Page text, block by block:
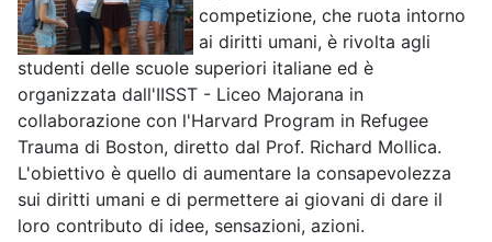
competizione, che ruota intorno
ai diritti umani, è rivolta agli
studenti delle scuole superiori italiane ed è
organizzata dall'IISST - Liceo Majorana in
collaborazione con l'Harvard Program in Refugee
Trauma di Boston, diretto dal Prof. Richard Mollica.
L'obiettivo è quello di aumentare la consapevolezza
sui diritti umani e di permettere ai giovani di dare il
loro contributo di idee, sensazioni, azioni.